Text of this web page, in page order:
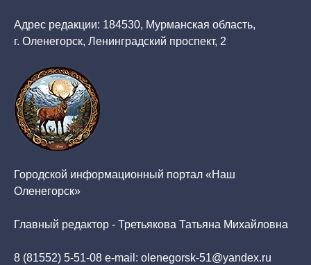
Адрес редакции: 184530, Мурманская область,
г. Оленегорск, Ленинградский проспект, 2
Городской информационный портал «Наш
Оленегорск»
Главный редактор - Третьякова Татьяна Михайловна
8 (81552) 5-51-08 e-mail: olenegorsk-51@yandex.ru